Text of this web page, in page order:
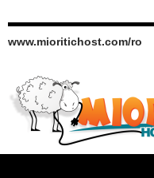
www.mioritichost.com/ro